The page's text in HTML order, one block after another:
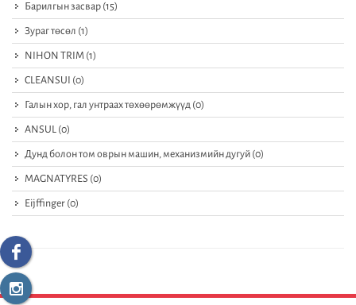
Барилгын засвар (15)
Зураг төсөл (1)
NIHON TRIM (1)
CLEANSUI (0)
Галын хор, гал унтраах төхөөрөмжүүд (0)
ANSUL (0)
Дунд болон том оврын машин, механизмийн дугуй (0)
MAGNATYRES (0)
Eijffinger (0)
default